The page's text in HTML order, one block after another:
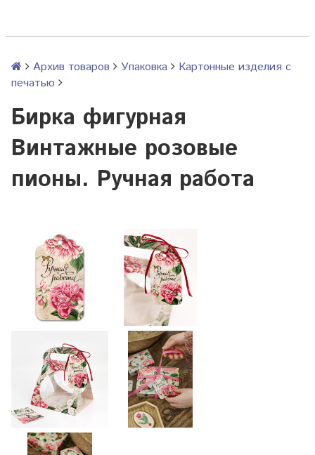
Архив товаров Упаковка
Картонные изделия с
печатью
Бирка фигурная
Винтажные розовые
пионы. Ручная работа